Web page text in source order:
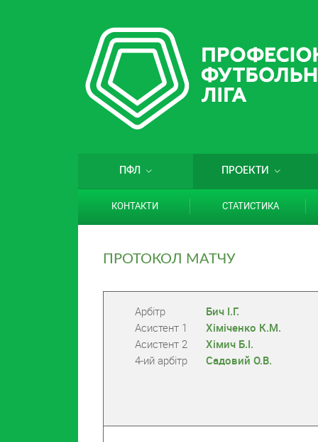
ПФЛ ПРОЕКТИ
КОНТАКТИ СТАТИСТИКА
ПРОТОКОЛ МАТЧУ
Арбітр
Бич І.Г.
Асистент 1
Хіміченко К.М.
Асистент 2
Хімич Б.І.
4-ий арбітр
Садовий О.В.